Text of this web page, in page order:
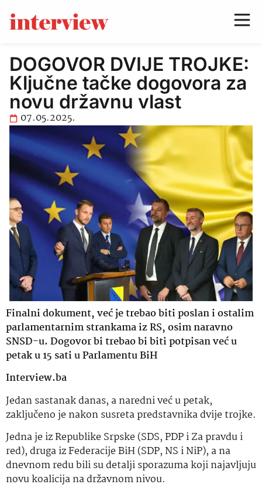
DOGOVOR DVIJE TROJKE:
Ključne tačke dogovora za
novu državnu vlast
07.05.2025.
Finalni dokument, već je trebao biti poslan i ostalim
parlamentarnim strankama iz RS, osim naravno
SNSD-u. Dogovor bi trebao bi biti potpisan već u
petak u 15 sati u Parlamentu BiH
Interview.ba
Jedan sastanak danas, a naredni već u petak,
zaključeno je nakon susreta predstavnika dvije trojke.
Jedna je iz Republike Srpske (SDS, PDP i Za pravdu i
red), druga iz Federacije BiH (SDP, NS i NiP), a na
dnevnom redu bili su detalji sporazuma koji najavljuju
novu koalicija na državnom nivou.